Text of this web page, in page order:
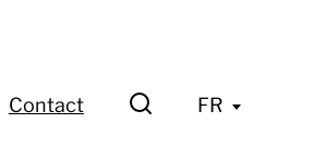
Contact FR